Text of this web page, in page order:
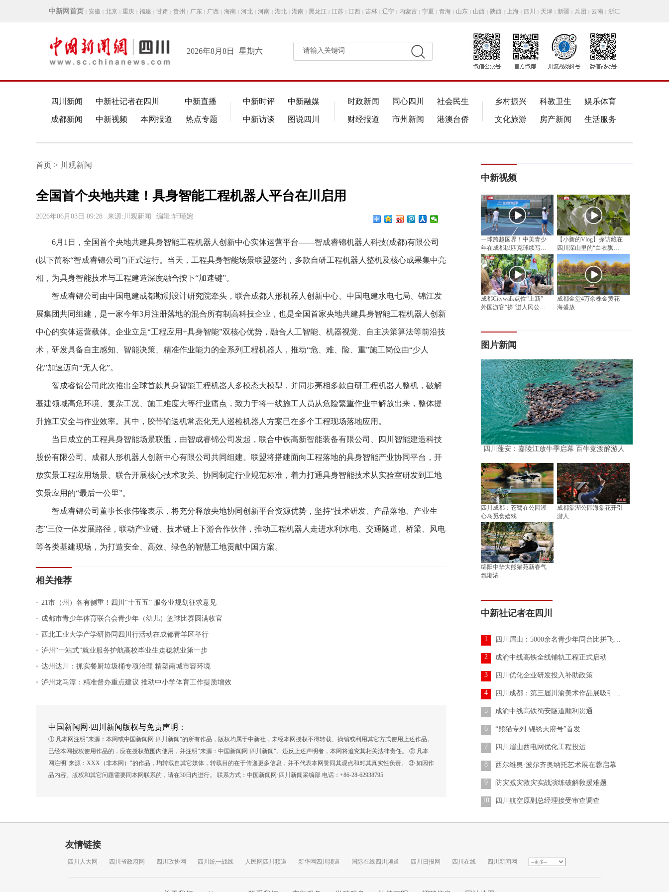
中新网首页 | 安徽 | 北京 | 重庆 | 福建 | 甘肃 | 贵州 | 广东 | 广西 | 海南 | 河北 | 河南 | 湖北 | 湖南 | 黑龙江 | 江苏 | 江西 | 吉林 | 辽宁 | 内蒙古 | 宁夏 | 青海 | 山东 | 山西 | 陕西 | 上海 | 四川 | 天津 | 新疆 | 兵团 | 云南 | 浙江
2026年8月8日 星期六 请输入关键词
四川新闻 中新社记者在四川 中新直播
成都新闻 中新视频 本网报道 热点专题
中新时评 中新融媒
中新访谈 图说四川
时政新闻 同心四川 社会民生
财经报道 市州新闻 港澳台侨
乡村振兴 科教卫生 娱乐体育
文化旅游 房产新闻 生活服务
首页 > 川观新闻
全国首个央地共建！具身智能工程机器人平台在川启用
2026年06月03日 09:28 来源:川观新闻 编辑:轩瑾婉
6月1日，全国首个央地共建具身智能工程机器人创新中心实体运营平台——智成睿锦机器人科技(成都)有限公司
(以下简称“智成睿锦公司”)正式运行。当天，工程具身智能场景联盟签约，多款自研工程机器人整机及核心成果集中亮
相，为具身智能技术与工程建造深度融合按下“加速键”。
智成睿锦公司由中国电建成都勘测设计研究院牵头，联合成都人形机器人创新中心、中国电建水电七局、锦江发
展集团共同组建，是一家今年3月注册落地的混合所有制高科技企业，也是全国首家央地共建具身智能工程机器人创新
中心的实体运营载体。企业立足“工程应用+具身智能”双核心优势，融合人工智能、机器视觉、自主决策算法等前沿技
术，研发具备自主感知、智能决策、精准作业能力的全系列工程机器人，推动“危、难、险、重”施工岗位由“少人
化”加速迈向“无人化”。
智成睿锦公司此次推出全球首款具身智能工程机器人多模态大模型，并同步亮相多款自研工程机器人整机，破解
基建领域高危环境、复杂工况、施工难度大等行业痛点，致力于将一线施工人员从危险繁重作业中解放出来，整体提
升施工安全与作业效率。其中，胶带输送机常态化无人巡检机器人方案已在多个工程现场落地应用。
当日成立的工程具身智能场景联盟，由智成睿锦公司发起，联合中铁高新智能装备有限公司、四川智能建造科技
股份有限公司、成都人形机器人创新中心有限公司共同组建。联盟将搭建面向工程落地的具身智能产业协同平台，开
放实景工程应用场景、联合开展核心技术攻关、协同制定行业规范标准，着力打通具身智能技术从实验室研发到工地
实景应用的“最后一公里”。
智成睿锦公司董事长张伟锋表示，将充分释放央地协同创新平台资源优势，坚持“技术研发、产品落地、产业生
态”三位一体发展路径，联动产业链、技术链上下游合作伙伴，推动工程机器人走进水利水电、交通隧道、桥梁、风电
等各类基建现场，为打造安全、高效、绿色的智慧工地贡献中国方案。
相关推荐
. 21市（州）各有侧重！四川“十五五” 服务业规划征求意见
. 成都市青少年体育联合会青少年（幼儿）篮球比赛圆满收官
. 西北工业大学产学研协同四川行活动在成都青羊区举行
. 泸州“一站式”就业服务护航高校毕业生走稳就业第一步
. 达州达川：抓实餐厨垃圾桶专项治理 精塑南城市容环境
. 泸州龙马潭：精准督办重点建议 推动中小学体育工作提质增效
中国新闻网·四川新闻版权与免责声明：
① 凡本网注明"来源：本网或中国新闻网·四川新闻"的所有作品，版权均属于中新社，未经本网授权不得转载、摘编或利用其它方式使用上述作品。
已经本网授权使用作品的，应在授权范围内使用，并注明"来源：中国新闻网·四川新闻"。违反上述声明者，本网将追究其相关法律责任。 ② 凡本
网注明"来源：XXX（非本网）"的作品，均转载自其它媒体，转载目的在于传递更多信息，并不代表本网赞同其观点和对其真实性负责。 ③ 如因作
品内容、版权和其它问题需要同本网联系的，请在30日内进行。 联系方式：中国新闻网·四川新闻采编部 电话：+86-28-62938795
中新视频
一球跨越国界！中美青少
年在成都以匹克球续写民
间友好
【小新的Vlog】探访藏在
四川深山里的“白衣飘飘”
成都Citywalk点位“上新”
外国游客“挤”进人民公园
成都金堂4万余株金黄花
海盛放
图片新闻
四川蓬安：嘉陵江放牛季启幕 百牛竞渡醉游人
四川成都：苍鹭在公园湖
心岛觅食嬉戏
成都棠湖公园海棠花开引
游人
绵阳中华大熊猫苑新春气
氛渐浓
中新社记者在四川
1 四川眉山：5000余名青少年同台比拼飞行技艺
2 成渝中线高铁全线铺轨工程正式启动
3 四川优化企业研发投入补助政策
4 四川成都：第三届川渝美术作品展吸引参观者
5 成渝中线高铁蜀安隧道顺利贯通
6 “熊猫专列·锦绣天府号”首发
7 四川眉山西电网优化工程投运
8 西尔维奥·波尔齐奥纳托艺术展在蓉启幕
9 防灾减灾救灾实战演练破解救援难题
10 四川航空原副总经理接受审查调查
友情链接
四川人大网 四川省政府网 四川政协网 四川统一战线 人民网四川频道 新华网四川频道 国际在线四川频道 四川日报网 四川在线 四川新闻网